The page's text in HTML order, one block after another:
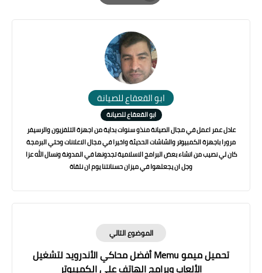
Print
ابو القعقاع للصيانة
ابو القعقاع للصيانة
عادل عمر اعمل في مجال الصيانة منذو سنوات بداية من اجهزة التلفزيون والرسيفر
مرورا باجهزة الكمبيوتر والشاشات الحديثة واخيرا في مجال الاعلانات وحتي البرمجة
كان لي نصيب من انشاء بعض البرامج الاسلامية تجدونها في المدونة ونسال الله عزا
وجل ان يجعلهوا في ميزان حسنانتنا يوم ان نلقاة
الموضوع التالي
تحميل ميمو Memu أفضل محاكي الأندرويد لتشغيل
الألعاب وبرامج الهاتف علي الكمبيوتر